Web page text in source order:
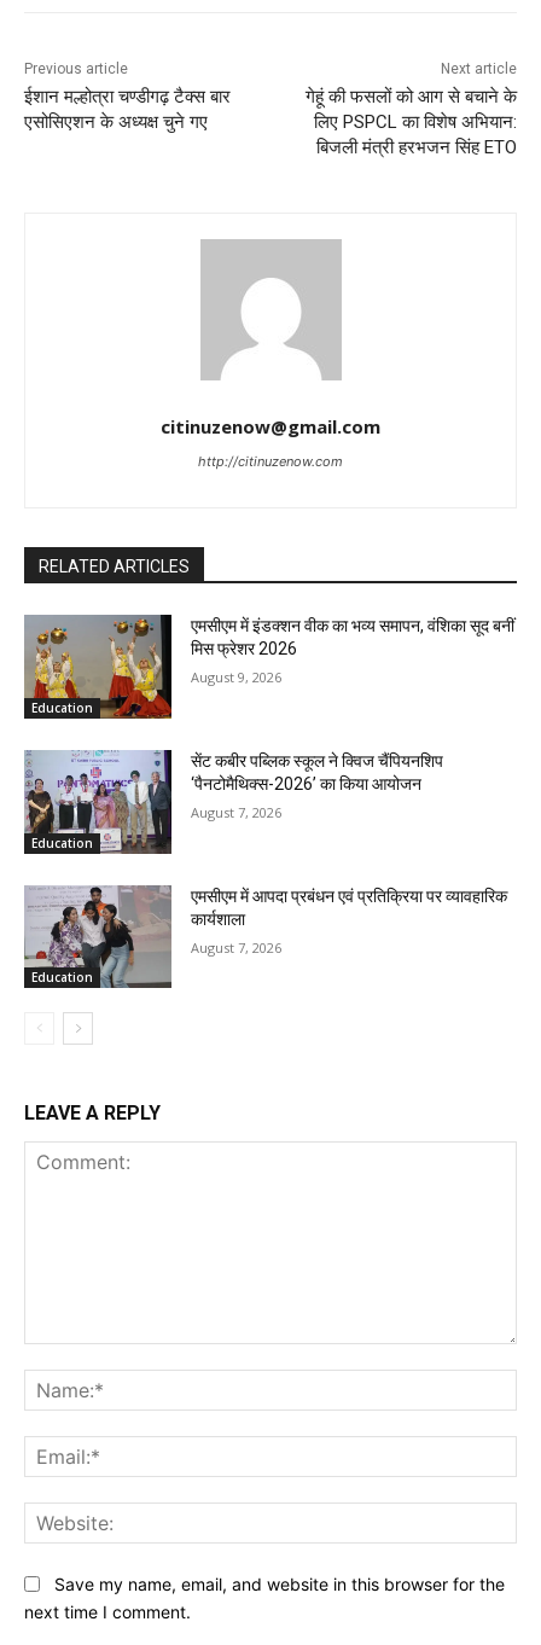
Previous article
ईशान मल्होत्रा चण्डीगढ़ टैक्स बार
एसोसिएशन के अध्यक्ष चुने गए
Next article
गेहूं की फसलों को आग से बचाने के
लिए PSPCL का विशेष अभियान:
बिजली मंत्री हरभजन सिंह ETO
citinuzenow@gmail.com
http://citinuzenow.com
RELATED ARTICLES
Education
एमसीएम में इंडक्शन वीक का भव्य समापन, वंशिका सूद बनीं
मिस फ्रेशर 2026
August 9, 2026
Education
सेंट कबीर पब्लिक स्कूल ने क्विज चैंपियनशिप
‘पैनटोमैथिक्स-2026’ का किया आयोजन
August 7, 2026
Education
एमसीएम में आपदा प्रबंधन एवं प्रतिक्रिया पर व्यावहारिक
कार्यशाला
August 7, 2026
LEAVE A REPLY
Save my name, email, and website in this browser for the
next time I comment.